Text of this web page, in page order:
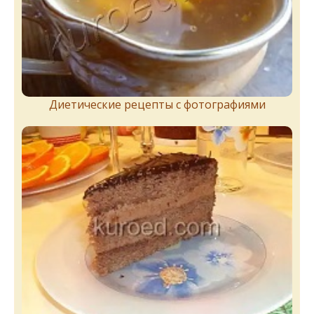
Диетические рецепты с фотографиями